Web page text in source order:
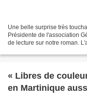
Une belle surprise très
Présidente de l'association
de lecture sur notre roman.
« Libres de
en Martinique